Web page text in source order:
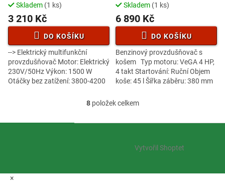
Skladem (1 ks)
3 210 Kč
DO KOŠÍKU
--> Elektrický multifunkční
provzdušňovač Motor: Elektrický
230V/50Hz Výkon: 1500 W
Otáčky bez zatížení: 3800-4200
Nastavení výšky: Centrální...
Skladem (1 ks)
6 890 Kč
DO KOŠÍKU
Benzinový provzdušňovač s
košem Typ motoru: VeGA 4 HP,
4 takt Startování: Ruční Objem
koše: 45 l Šířka záběru: 380 mm
Nastavení hloubky centrálně: 0-
O
l
í
8položek celkem
t
Vytvořil Shoptet
×